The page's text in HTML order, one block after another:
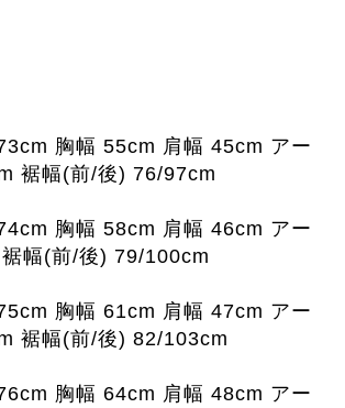
胸幅 55cm 肩幅 45cm アー
裾幅(前/後) 76/97cm
胸幅 58cm 肩幅 46cm アー
幅(前/後) 79/100cm
胸幅 61cm 肩幅 47cm アー
裾幅(前/後) 82/103cm
胸幅 64cm 肩幅 48cm アー